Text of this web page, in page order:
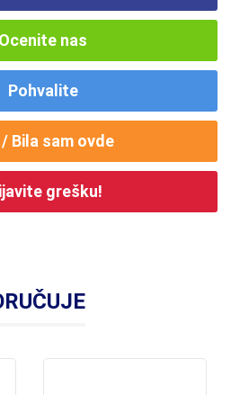
Ocenite nas
Pohvalite
Bila sam ovde
grešku!